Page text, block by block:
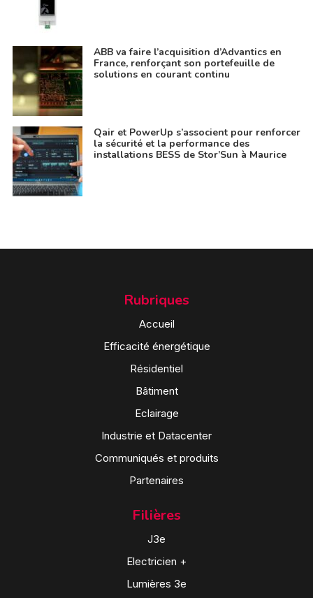
ABB va faire l’acquisition d’Advantics en
France, renforçant son portefeuille de
solutions en courant continu
Qair et PowerUp s’associent pour renforcer
la sécurité et la performance des
installations BESS de Stor’Sun à Maurice
Rubriques
Accueil
Efficacité énergétique
Résidentiel
Bâtiment
Eclairage
Industrie et Datacenter
Communiqués et produits
Partenaires
Filières
J3e
Electricien +
Lumières 3e